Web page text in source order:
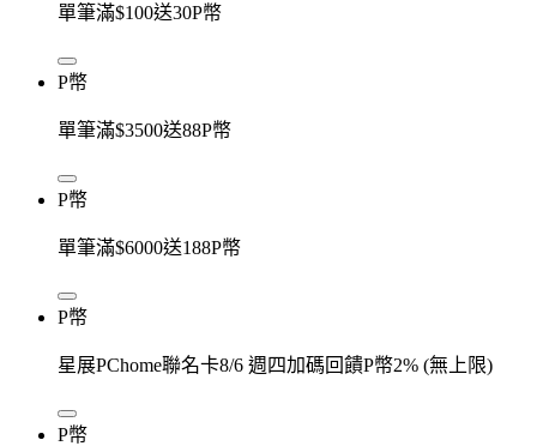
單筆滿$100送30P幣
P幣
單筆滿$3500送88P幣
P幣
單筆滿$6000送188P幣
P幣
星展PChome聯名卡8/6 週四加碼回饋P幣2% (無上限)
P幣